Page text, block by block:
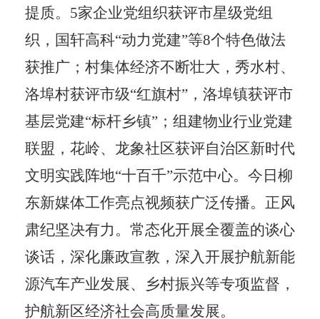
提质。 5家企业党组织获评市星级党组
织，国轩高科“动力党建”等8个特色做法
获推广；村集体经济不断壮大，秀水村、
洛埠村获评市级“红旗村” ，洛埠镇获评市
基层党建“标杆乡镇” ；组建物业行业党建
联盟，花岭、龙象社区获评自治区新时代
文明实践阵地“十百千”示范中心。今日柳
东新媒体工作亮点视频获广泛传播。正风
肃纪坚决有力。常态化开展全覆盖的谈心
谈话，深化廉政宣教，深入开展护航新能
源汽车产业发展、乡村振兴等专项监督，
护航新区经济社会高质量发展。